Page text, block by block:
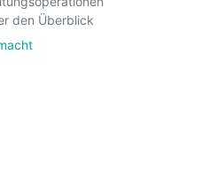
den Überblick